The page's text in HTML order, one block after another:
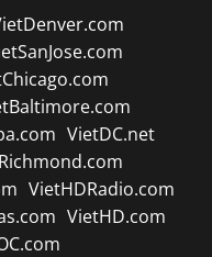
VietDC.net
VietHDRadio.com
VietHD.com